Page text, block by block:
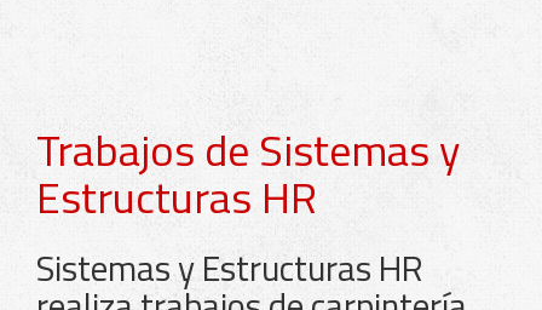
Trabajos de Sistemas y
Estructuras HR
Sistemas y Estructuras HR